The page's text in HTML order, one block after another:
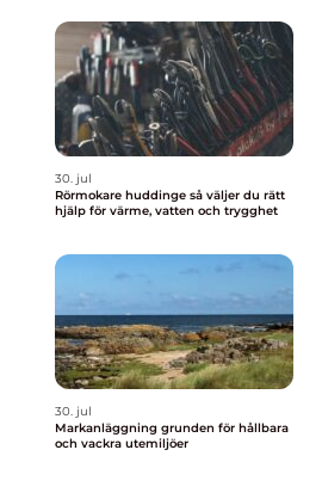
30. jul
Rörmokare huddinge så väljer du rätt
hjälp för värme, vatten och trygghet
30. jul
Markanläggning grunden för hållbara
och vackra utemiljöer